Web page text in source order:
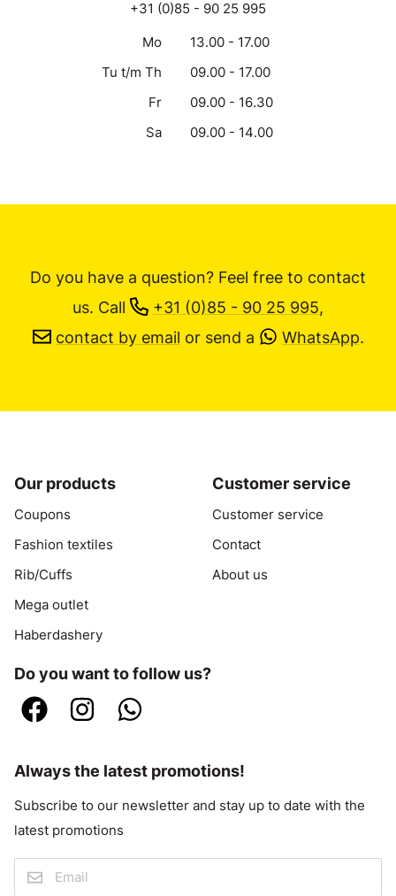
+31 (0)85 - 90 25 995
Mo
13.00 - 17.00
Tu t/m Th
09.00 - 17.00
Fr
09.00 - 16.30
Sa
09.00 - 14.00
Do you have a question? Feel free to contact
us. Call +31 (0)85 - 90 25 995,
contact by email or send a WhatsApp.
Our products
Coupons
Fashion textiles
Rib/Cuffs
Mega outlet
Haberdashery
Customer service
Customer service
Contact
About us
Do you want to follow us?
Always the latest promotions!
Subscribe to our newsletter and stay up to date with the
latest promotions